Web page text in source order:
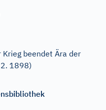
beendet Ära der
1898)